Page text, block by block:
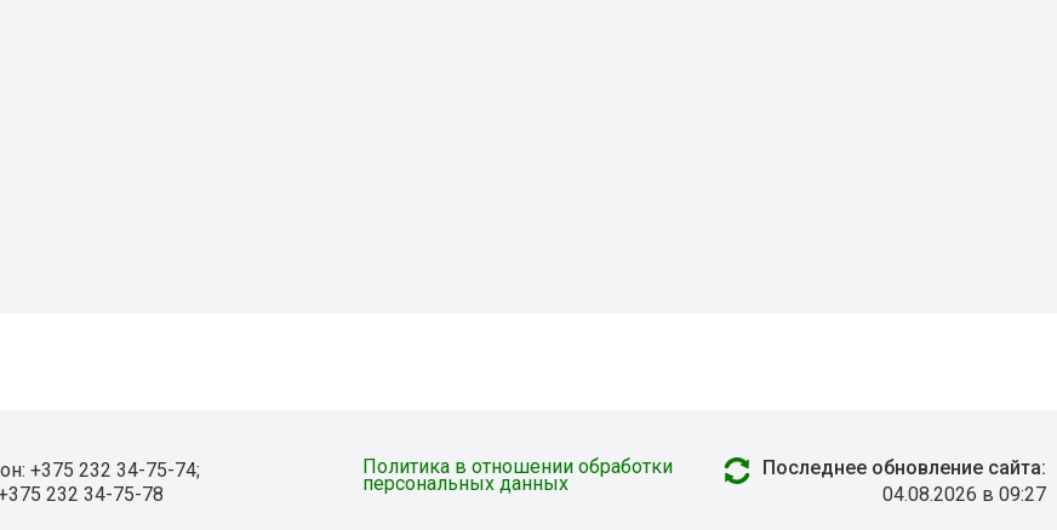
+375 232 34-75-74;
232 34-75-78
Политика в отношении обработки
персональных данных
Последнее обновление сайта:
04.08.2026 в 09:27